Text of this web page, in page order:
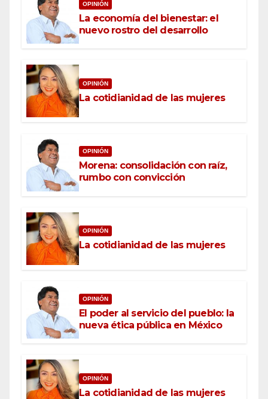
OPINIÓN
La economía del bienestar: el
nuevo rostro del desarrollo
OPINIÓN
La cotidianidad de las mujeres
OPINIÓN
Morena: consolidación con raíz,
rumbo con convicción
OPINIÓN
La cotidianidad de las mujeres
OPINIÓN
El poder al servicio del pueblo: la
nueva ética pública en México
OPINIÓN
La cotidianidad de las mujeres